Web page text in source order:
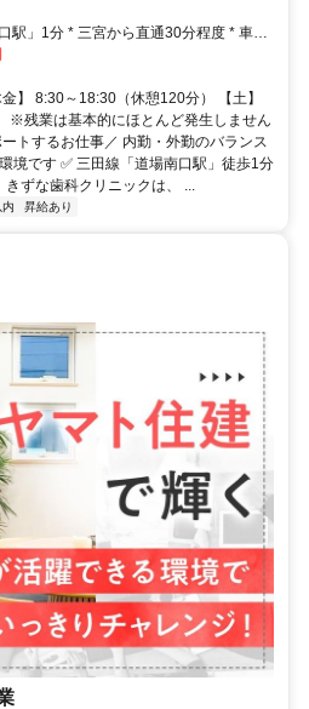
】 8:30～18:30（休憩120分） 【土】
※残業は基本的にほとんど発生しません
トするお仕事／ 内勤・外勤のバランス
境です ✅ 三田線「道場南口駅」徒歩1分
きずな歯科クリニックは、 ...
昇給あり